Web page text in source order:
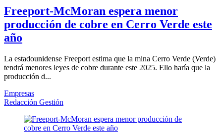
Freeport-McMoran espera menor
producción de cobre en Cerro Verde este
año
La estadounidense Freeport estima que la mina Cerro Verde (Verde)
tendrá menores leyes de cobre durante este 2025. Ello haría que la
producción d...
Empresas
Redacción Gestión